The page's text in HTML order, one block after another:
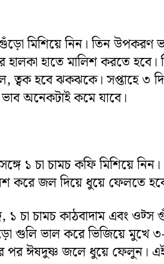
মিশিয়ে নিন। তিন উপকরণ
হাতে মালিশ করতে হবে।
ত্বক হবে ঝকঝকে। সপ্তাহে ৩
ভাব অনেকটাই কমে যাবে।
১ চা চামচ কফি মিশিয়ে নিন।
করে জল দিয়ে ধুয়ে ফেলতে
১ চা চামচ কাঠবাদাম এবং
গুলি ভাল করে ভিজিয়ে মুখে
পর ঈষদুষ্ণ জলে ধুয়ে ফেলুন।